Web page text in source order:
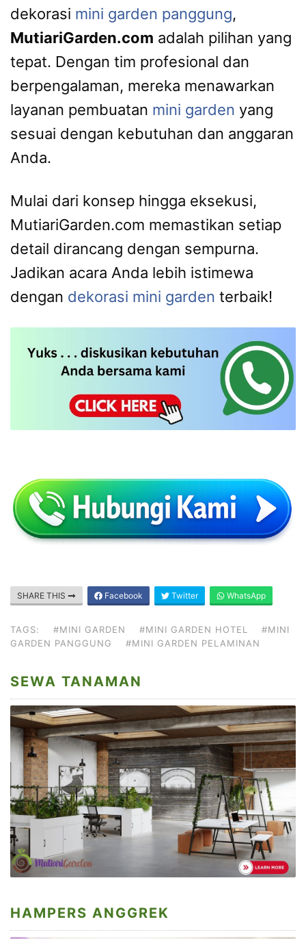
dekorasi mini garden panggung,
MutiariGarden.com adalah pilihan yang
tepat. Dengan tim profesional dan
berpengalaman, mereka menawarkan
layanan pembuatan mini garden yang
sesuai dengan kebutuhan dan anggaran
Anda.
Mulai dari konsep hingga eksekusi,
MutiariGarden.com memastikan setiap
detail dirancang dengan sempurna.
Jadikan acara Anda lebih istimewa
dengan dekorasi mini garden terbaik!
SHARE THIS Facebook Twitter WhatsApp
TAGS: #MINI GARDEN #MINI GARDEN HOTEL
#MINI
GARDEN PANGGUNG
#MINI GARDEN PELAMINAN
SEWA TANAMAN
HAMPERS ANGGREK